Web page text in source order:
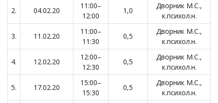
2. 04.02.20
11:00–
12:00
1,0
Дворник М.С.,
к.психол.н.
3. 11.02.20
11:00–
11:30
0,5
Дворник М.С.,
к.психол.н.
4. 12.02.20
12:00–
12:30
0,5
Дворник М.С.,
к.психол.н.
5. 17.02.20
15:00–
15:30
0,5
Дворник М.С.,
к.психол.н.